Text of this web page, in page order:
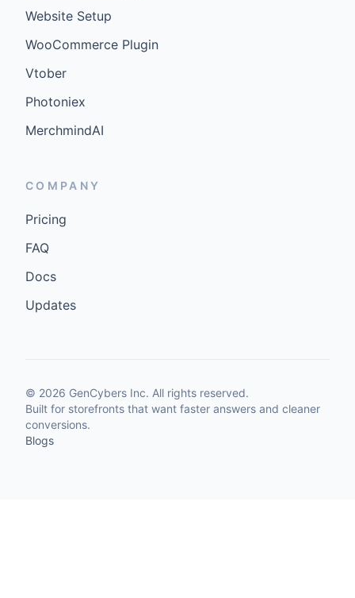
Website Setup
WooCommerce Plugin
Vtober
Photoniex
MerchmindAI
COMPANY
Pricing
FAQ
Docs
Updates
© 2026 GenCybers Inc. All rights reserved.
Built for storefronts that want faster answers and cleaner
conversions.
Blogs